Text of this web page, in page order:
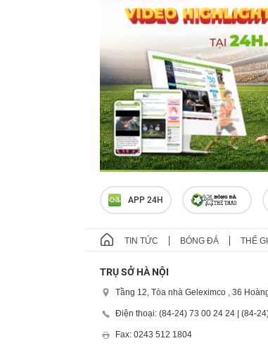
APP 24H
TIN TỨC BÓNG ĐÁ THẾ
TRỤ SỞ HÀ NỘI
Tầng 12, Tòa nhà Geleximco , 36
Điện thoại: (84-24) 73 00 24 24 | (84-
Fax: 0243 512 1804